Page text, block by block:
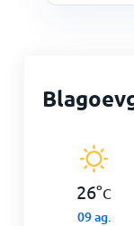
26°C
09 ag.